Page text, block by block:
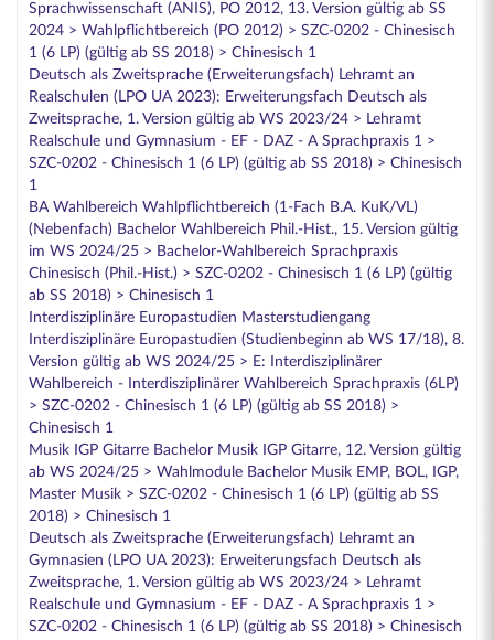
Sprachwissenschaft (ANIS), PO 2012, 13. Version gültig ab SS
2024 > Wahlpflichtbereich (PO 2012) > SZC-0202 - Chinesisch
1 (6 LP) (gültig ab SS 2018) > Chinesisch 1
Deutsch als Zweitsprache (Erweiterungsfach) Lehramt an
Realschulen (LPO UA 2023): Erweiterungsfach Deutsch als
Zweitsprache, 1. Version gültig ab WS 2023/24 > Lehramt
Realschule und Gymnasium - EF - DAZ - A Sprachpraxis 1 >
SZC-0202 - Chinesisch 1 (6 LP) (gültig ab SS 2018) > Chinesisch
1
BA Wahlbereich Wahlpflichtbereich (1-Fach B.A. KuK/VL)
(Nebenfach) Bachelor Wahlbereich Phil.-Hist., 15. Version gültig
im WS 2024/25 > Bachelor-Wahlbereich Sprachpraxis
Chinesisch (Phil.-Hist.) > SZC-0202 - Chinesisch 1 (6 LP) (gültig
ab SS 2018) > Chinesisch 1
Interdisziplinäre Europastudien Masterstudiengang
Interdisziplinäre Europastudien (Studienbeginn ab WS 17/18), 8.
Version gültig ab WS 2024/25 > E: Interdisziplinärer
Wahlbereich - Interdisziplinärer Wahlbereich Sprachpraxis (6LP)
> SZC-0202 - Chinesisch 1 (6 LP) (gültig ab SS 2018) >
Chinesisch 1
Musik IGP Gitarre Bachelor Musik IGP Gitarre, 12. Version gültig
ab WS 2024/25 > Wahlmodule Bachelor Musik EMP, BOL, IGP,
Master Musik > SZC-0202 - Chinesisch 1 (6 LP) (gültig ab SS
2018) > Chinesisch 1
Deutsch als Zweitsprache (Erweiterungsfach) Lehramt an
Gymnasien (LPO UA 2023): Erweiterungsfach Deutsch als
Zweitsprache, 1. Version gültig ab WS 2023/24 > Lehramt
Realschule und Gymnasium - EF - DAZ - A Sprachpraxis 1 >
SZC-0202 - Chinesisch 1 (6 LP) (gültig ab SS 2018) > Chinesisch